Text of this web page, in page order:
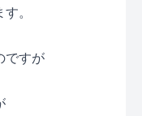
。
ですが